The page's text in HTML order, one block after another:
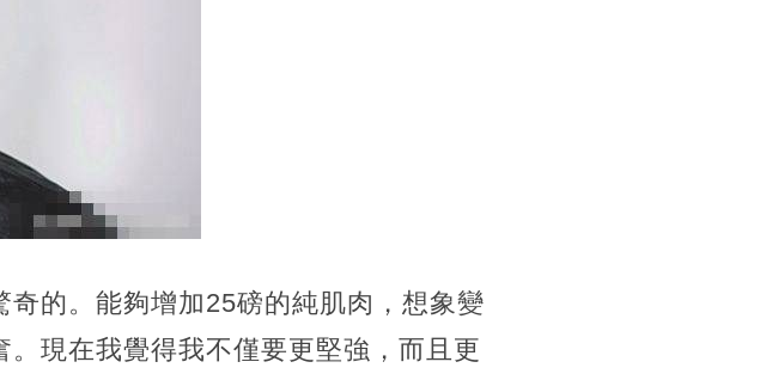
的。能夠增加25磅的純肌肉，想象變
現在我覺得我不僅要更堅強，而且更